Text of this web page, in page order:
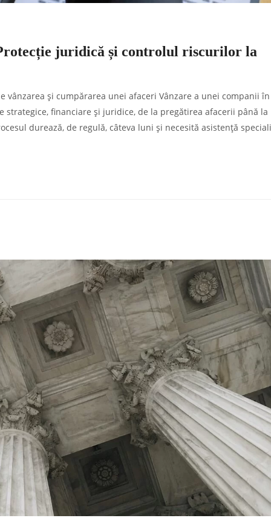
juridică și controlul riscurilor la
și cumpărarea unei afaceri Vânzare a unei companii în
strategice, financiare și juridice, de la pregătirea afacerii până la
durează, de regulă, câteva luni și necesită asistență